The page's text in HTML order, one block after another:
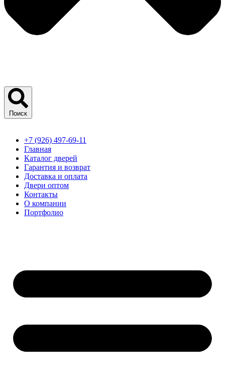
Поиск
+7 (926) 497-69-11
Главная
Каталог дверей
Гарантия и возврат
Доставка и оплата
Двери оптом
Контакты
О компании
Портфолио